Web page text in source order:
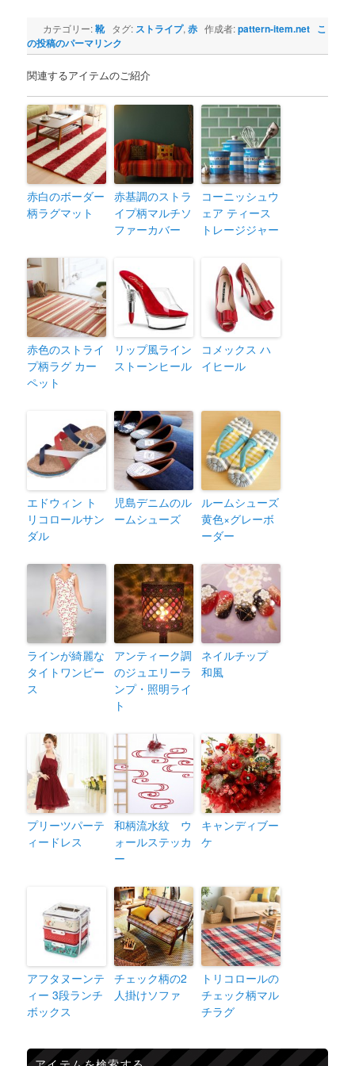
カテゴリー:靴タグ: ストライプ,赤 作成者:pattern-item.net こ
の投稿のパーマリンク
関連するアイテムのご紹介
赤白のボーダー
柄ラグマット
赤基調のストラ
イプ柄マルチソ
ファーカバー
コーニッシュウ
ェア ティース
トレージジャー
赤色のストライ
プ柄ラグ カー
ペット
リップ風ライン
ストーンヒール
コメックス ハ
イヒール
エドウィン ト
リコロールサン
ダル
児島デニムのル
ームシューズ
ルームシューズ
黄色×グレーボ
ーダー
ラインが綺麗な
タイトワンピー
ス
アンティーク調
のジュエリーラ
ンプ・照明ライ
ト
ネイルチップ
和風
プリーツパーテ
ィードレス
和柄流水紋 ウ
ォールステッカ
ー
キャンディブー
ケ
アフタヌーンテ
ィー 3段ランチ
ボックス
チェック柄の2
人掛けソファ
トリコロールの
チェック柄マル
チラグ